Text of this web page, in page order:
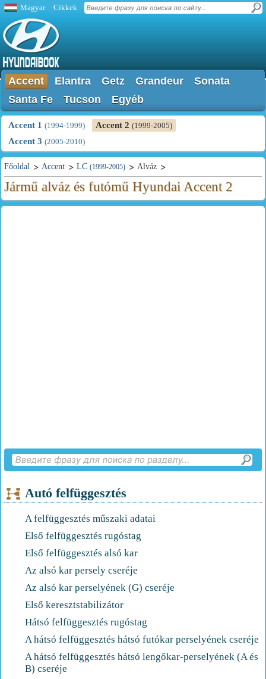
Magyar Cikkek
Accent Elantra Getz Grandeur
Sonata
Santa Fe
Tucson Egyéb
Accent 1 (1994-1999) Accent 2 (1999-2005)
Accent 3 (2005-2010)
Főoldal Accent LC (1999-2005) Alváz
Jármű alváz és futómű Hyundai Accent 2
Autó felfüggesztés
A felfüggesztés műszaki adatai
Első felfüggesztés rugóstag
Első felfüggesztés alsó kar
Az alsó kar persely cseréje
Az alsó kar perselyének (G) cseréje
Első keresztstabilizátor
Hátsó felfüggesztés rugóstag
A hátsó felfüggesztés hátsó futókar perselyének cseréje
A hátsó felfüggesztés hátsó lengőkar-perselyének (A és
B) cseréje